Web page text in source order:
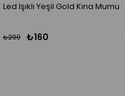
Led Işıklı Yeşil Gold Kına Mumu
₺160
₺200